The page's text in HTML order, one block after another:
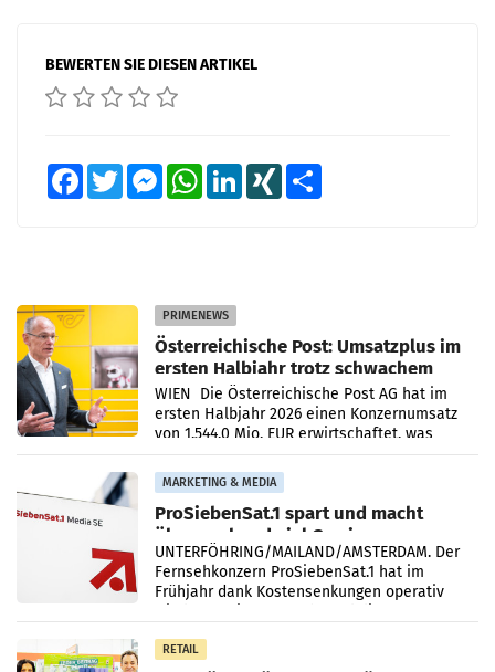
BEWERTEN SIE DIESEN ARTIKEL
FacebookTwitter MessengerWhatsAppLinkedInXING
PRIMENEWS
Österreichische Post: Umsatzplus im
ersten Halbjahr trotz schwachem
Briefgeschäft
WIEN Die Österreichische Post AG hat im
ersten Halbjahr 2026 einen Konzernumsatz
von 1.544,0 Mio. EUR erwirtschaftet, was
einem Plus von 3,8 Prozent gegenüber dem
Vergleichszeitraum
MARKETING & MEDIA
ProSiebenSat.1 spart und macht
überraschend viel Gewinn
UNTERFÖHRING/MAILAND/AMSTERDAM. Der
Fernsehkonzern ProSiebenSat.1 hat im
Frühjahr dank Kostensenkungen operativ
RETAIL